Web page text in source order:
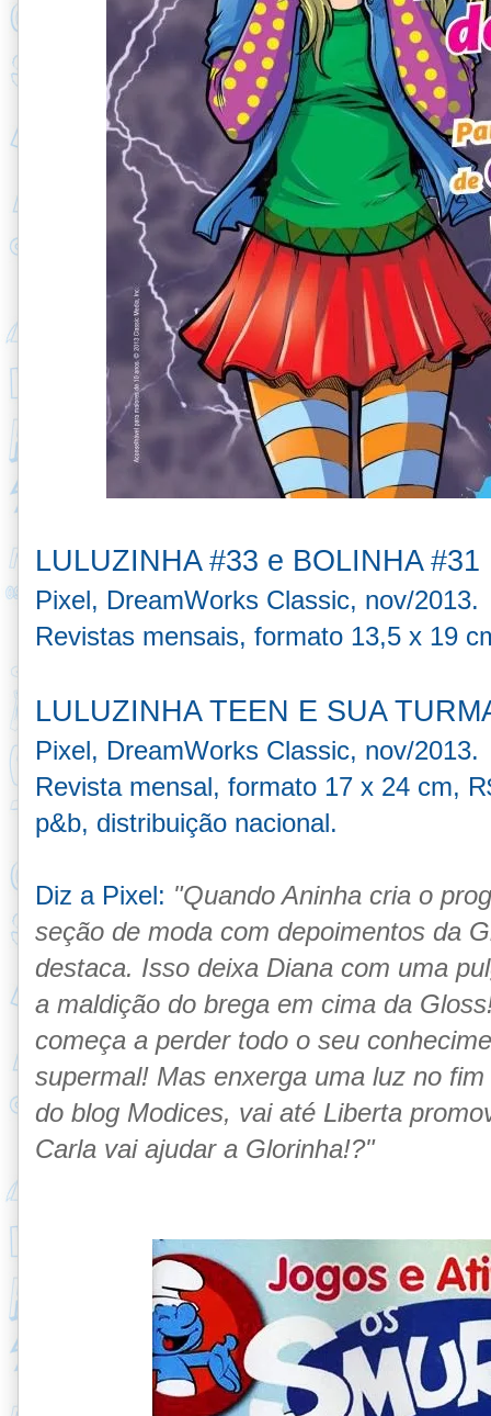
LULUZINHA #33 e BOLINHA #31
Pixel, DreamWorks Classic, nov/2013.
Revistas mensais, formato 13,5 x 19
LULUZINHA TEEN E SUA
Pixel, DreamWorks Classic, nov/2013.
Revista mensal, formato 17 x 24 cm,
p&b, distribuição nacional.
Diz a Pixel: "Quando Aninha cria o
seção de moda com depoimentos da
destaca. Isso deixa Diana com uma
a maldição do brega em cima da
começa a perder todo o seu
supermal! Mas enxerga uma luz no
do blog Modices, vai até Liberta
Carla vai ajudar a Glorinha!?"